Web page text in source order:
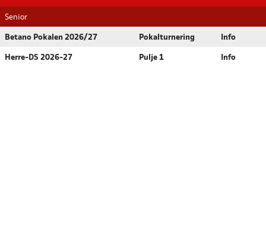
Senior
Betano Pokalen 2026/27 Pokalturnering Info
Herre-DS 2026-27 Pulje 1 Info